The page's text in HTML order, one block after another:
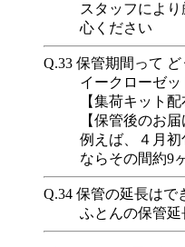
スタッフによ
心ください
Q.33 保管期間って ど
イークローゼ
【集荷キット
【保管後のお
例えば、４月
ならその間約9
Q.34 保管の延長はで
ふとんの保管